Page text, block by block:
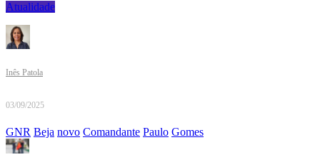
Atualidade
Inês Patola
03/09/2025
GNR Beja novo Comandante Paulo Gomes